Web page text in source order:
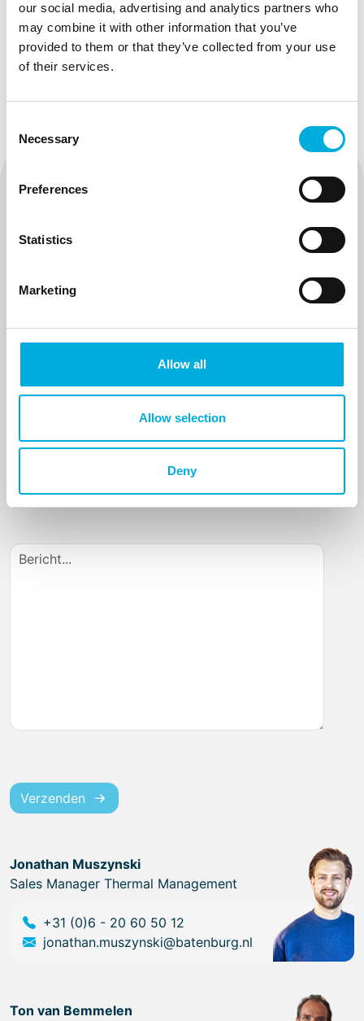
our social media, advertising and analytics partners who
may combine it with other information that you’ve
provided to them or that they’ve collected from your use
of their services.
Selection
Necessary
Preferences
Statistics
Marketing
Allow all
Allow selection
Deny
Met behulp van moderne CNC machines zijn onze
gespecialiseerde leveranciers in staat een heatsink aan
te passen naar uw wens.
Ik geef toestemming om mijn gegevens te
Verzenden
Jonathan Muszynski
Sales Manager Thermal Management
+31 (0)6 - 20 60 50 12
jonathan.muszynski@batenburg.nl
Ton van Bemmelen